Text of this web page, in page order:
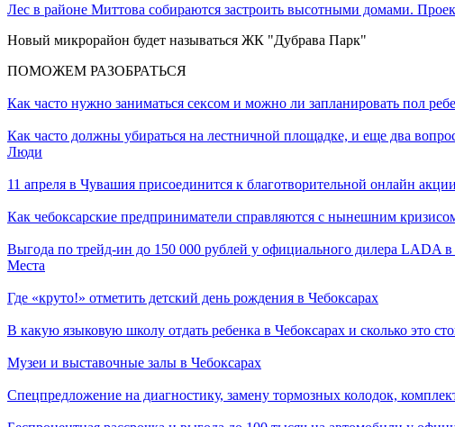
Лес в районе Миттова собираются застроить высотными домами.
Новый микрорайон будет называться ЖК "Дубрава Парк"
ПОМОЖЕМ РАЗОБРАТЬСЯ
Как часто нужно заниматься сексом и можно ли запланировать пол
Как часто должны убираться на лестничной площадке, и еще два
Люди
11 апреля в Чувашия присоединится к благотворительной онлайн
Как чебоксарские предприниматели справляются с нынешним
Выгода по трейд-ин до 150 000 рублей у официального дилера LADA в
Места
Где «круто!» отметить детский день рождения в Чебоксарах
В какую языковую школу отдать ребенка в Чебоксарах и сколько это
Музеи и выставочные залы в Чебоксарах
Спецпредложение на диагностику, замену тормозных колодок,